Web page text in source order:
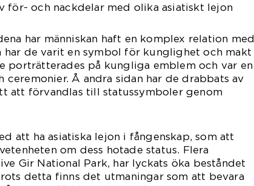
för- och nackdelar med olika asiatiskt lejon
har människan haft en komplex relation med
har de varit en symbol för kunglighet och makt
porträtterades på kungliga emblem och var en
Å andra sidan har de drabbats av
att förvandlas till statussymboler genom
att ha asiatiska lejon i fångenskap, som att
om dess hotade status. Flera
Gir National Park, har lyckats öka beståndet
detta finns det utmaningar som att bevara